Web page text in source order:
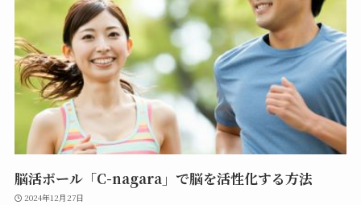
脳活ボール「C-nagara」で脳を活性化する方法
2024年12月27日